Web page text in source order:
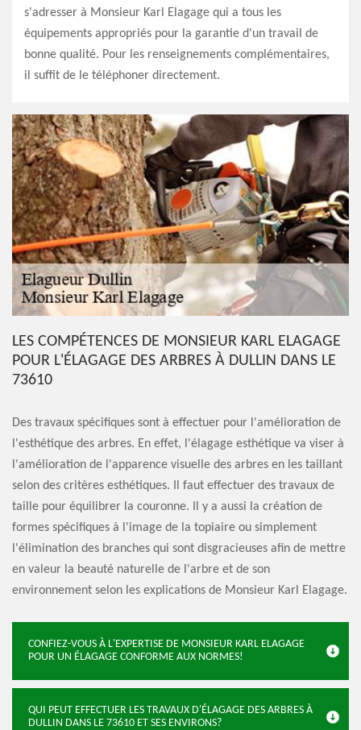
s'adresser à Monsieur Karl Elagage qui a tous les
équipements appropriés pour la garantie d'un travail de
bonne qualité. Pour les renseignements complémentaires,
il suffit de le téléphoner directement.
LES COMPÉTENCES DE MONSIEUR KARL ELAGAGE
POUR L'ÉLAGAGE DES ARBRES À DULLIN DANS LE
73610
Des travaux spécifiques sont à effectuer pour l'amélioration de
l'esthétique des arbres. En effet, l'élagage esthétique va viser à
l'amélioration de l'apparence visuelle des arbres en les taillant
selon des critères esthétiques. Il faut effectuer des travaux de
taille pour équilibrer la couronne. Il y a aussi la création de
formes spécifiques à l'image de la topiaire ou simplement
l'élimination des branches qui sont disgracieuses afin de mettre
en valeur la beauté naturelle de l'arbre et de son
environnement selon les explications de Monsieur Karl Elagage.
CONFIEZ-VOUS À L'EXPERTISE DE MONSIEUR KARL ELAGAGE
POUR UN ÉLAGAGE CONFORME AUX NORMES!
QUI PEUT EFFECTUER LES TRAVAUX D'ÉLAGAGE DES ARBRES À
DULLIN DANS LE 73610 ET SES ENVIRONS?